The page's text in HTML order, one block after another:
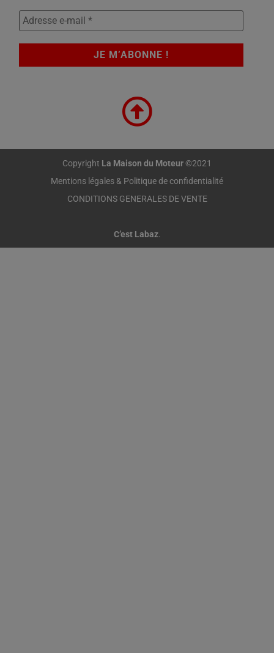
Copyright La Maison du Moteur©2021
Mentions légales & Politique de confidentialité
CONDITIONS GENERALES DE VENTE
C’est Labaz.